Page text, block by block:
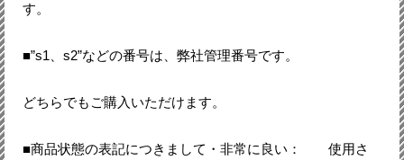
す。
■”s1、s2”などの番号は、弊社管理番号です。
どちらでもご購入いただけます。
■商品状態の表記につきまして・非常に良い： 使用さ